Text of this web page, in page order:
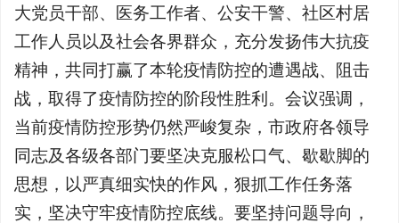
大党员干部、医务工作者、公安干警、社区村居
工作人员以及社会各界群众，充分发扬伟大抗疫
精神，共同打赢了本轮疫情防控的遭遇战、阻击
战，取得了疫情防控的阶段性胜利。会议强调，
当前疫情防控形势仍然严峻复杂，市政府各领导
同志及各级各部门要坚决克服松口气、歇歇脚的
思想，以严真细实快的作风，狠抓工作任务落
实，坚决守牢疫情防控底线。要坚持问题导向，